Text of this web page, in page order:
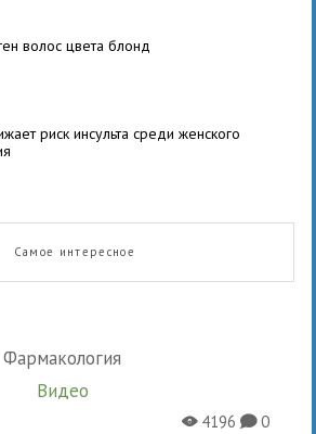
волос цвета блонд
риск инсульта среди женского
Самое интересное
Фармакология
Видео
X4196K0